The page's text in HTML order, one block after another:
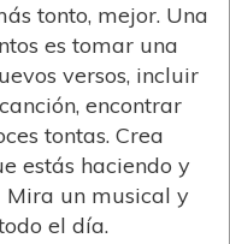
tonto, mejor. Una
es tomar una
versos, incluir
encontrar
tontas. Crea
estás haciendo y
un musical y
el día.